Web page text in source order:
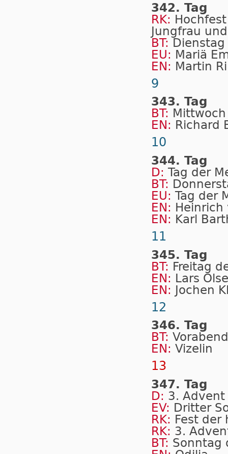
342. Tag
RK:
Jungfrau
BT:
EU: Mariä
EN: Martin
9
343. Tag
BT:
EN: Richard
10
344. Tag
D: Tag der
BT:
EU: Tag der
EN:
EN: Karl
11
345. Tag
BT: Freitag
EN: Lars
EN: Jochen
12
346. Tag
BT:
EN: Vizelin
13
347. Tag
D: 3. Advent
EV: Dritter
RK: Fest der
RK: 3.
BT: Sonntag